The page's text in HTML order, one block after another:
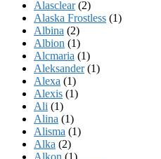
Alasclear(2)
Alaska Frostless (1)
Albina (2)
Albion (1)
Alcmaria (1)
Aleksander(1)
Alexa (1)
Alexis (1)
Ali (1)
Alina (1)
Alisma (1)
Alka (2)
Alkon (1)